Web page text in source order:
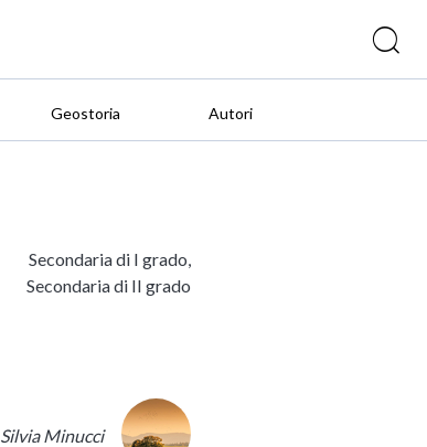
Geostoria Autori
Secondaria di I grado,
Secondaria di II grado
Silvia Minucci